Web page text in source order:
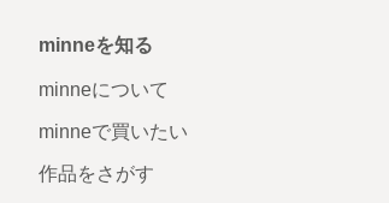
minneを知る
minneについて
minneで買いたい
作品をさがす